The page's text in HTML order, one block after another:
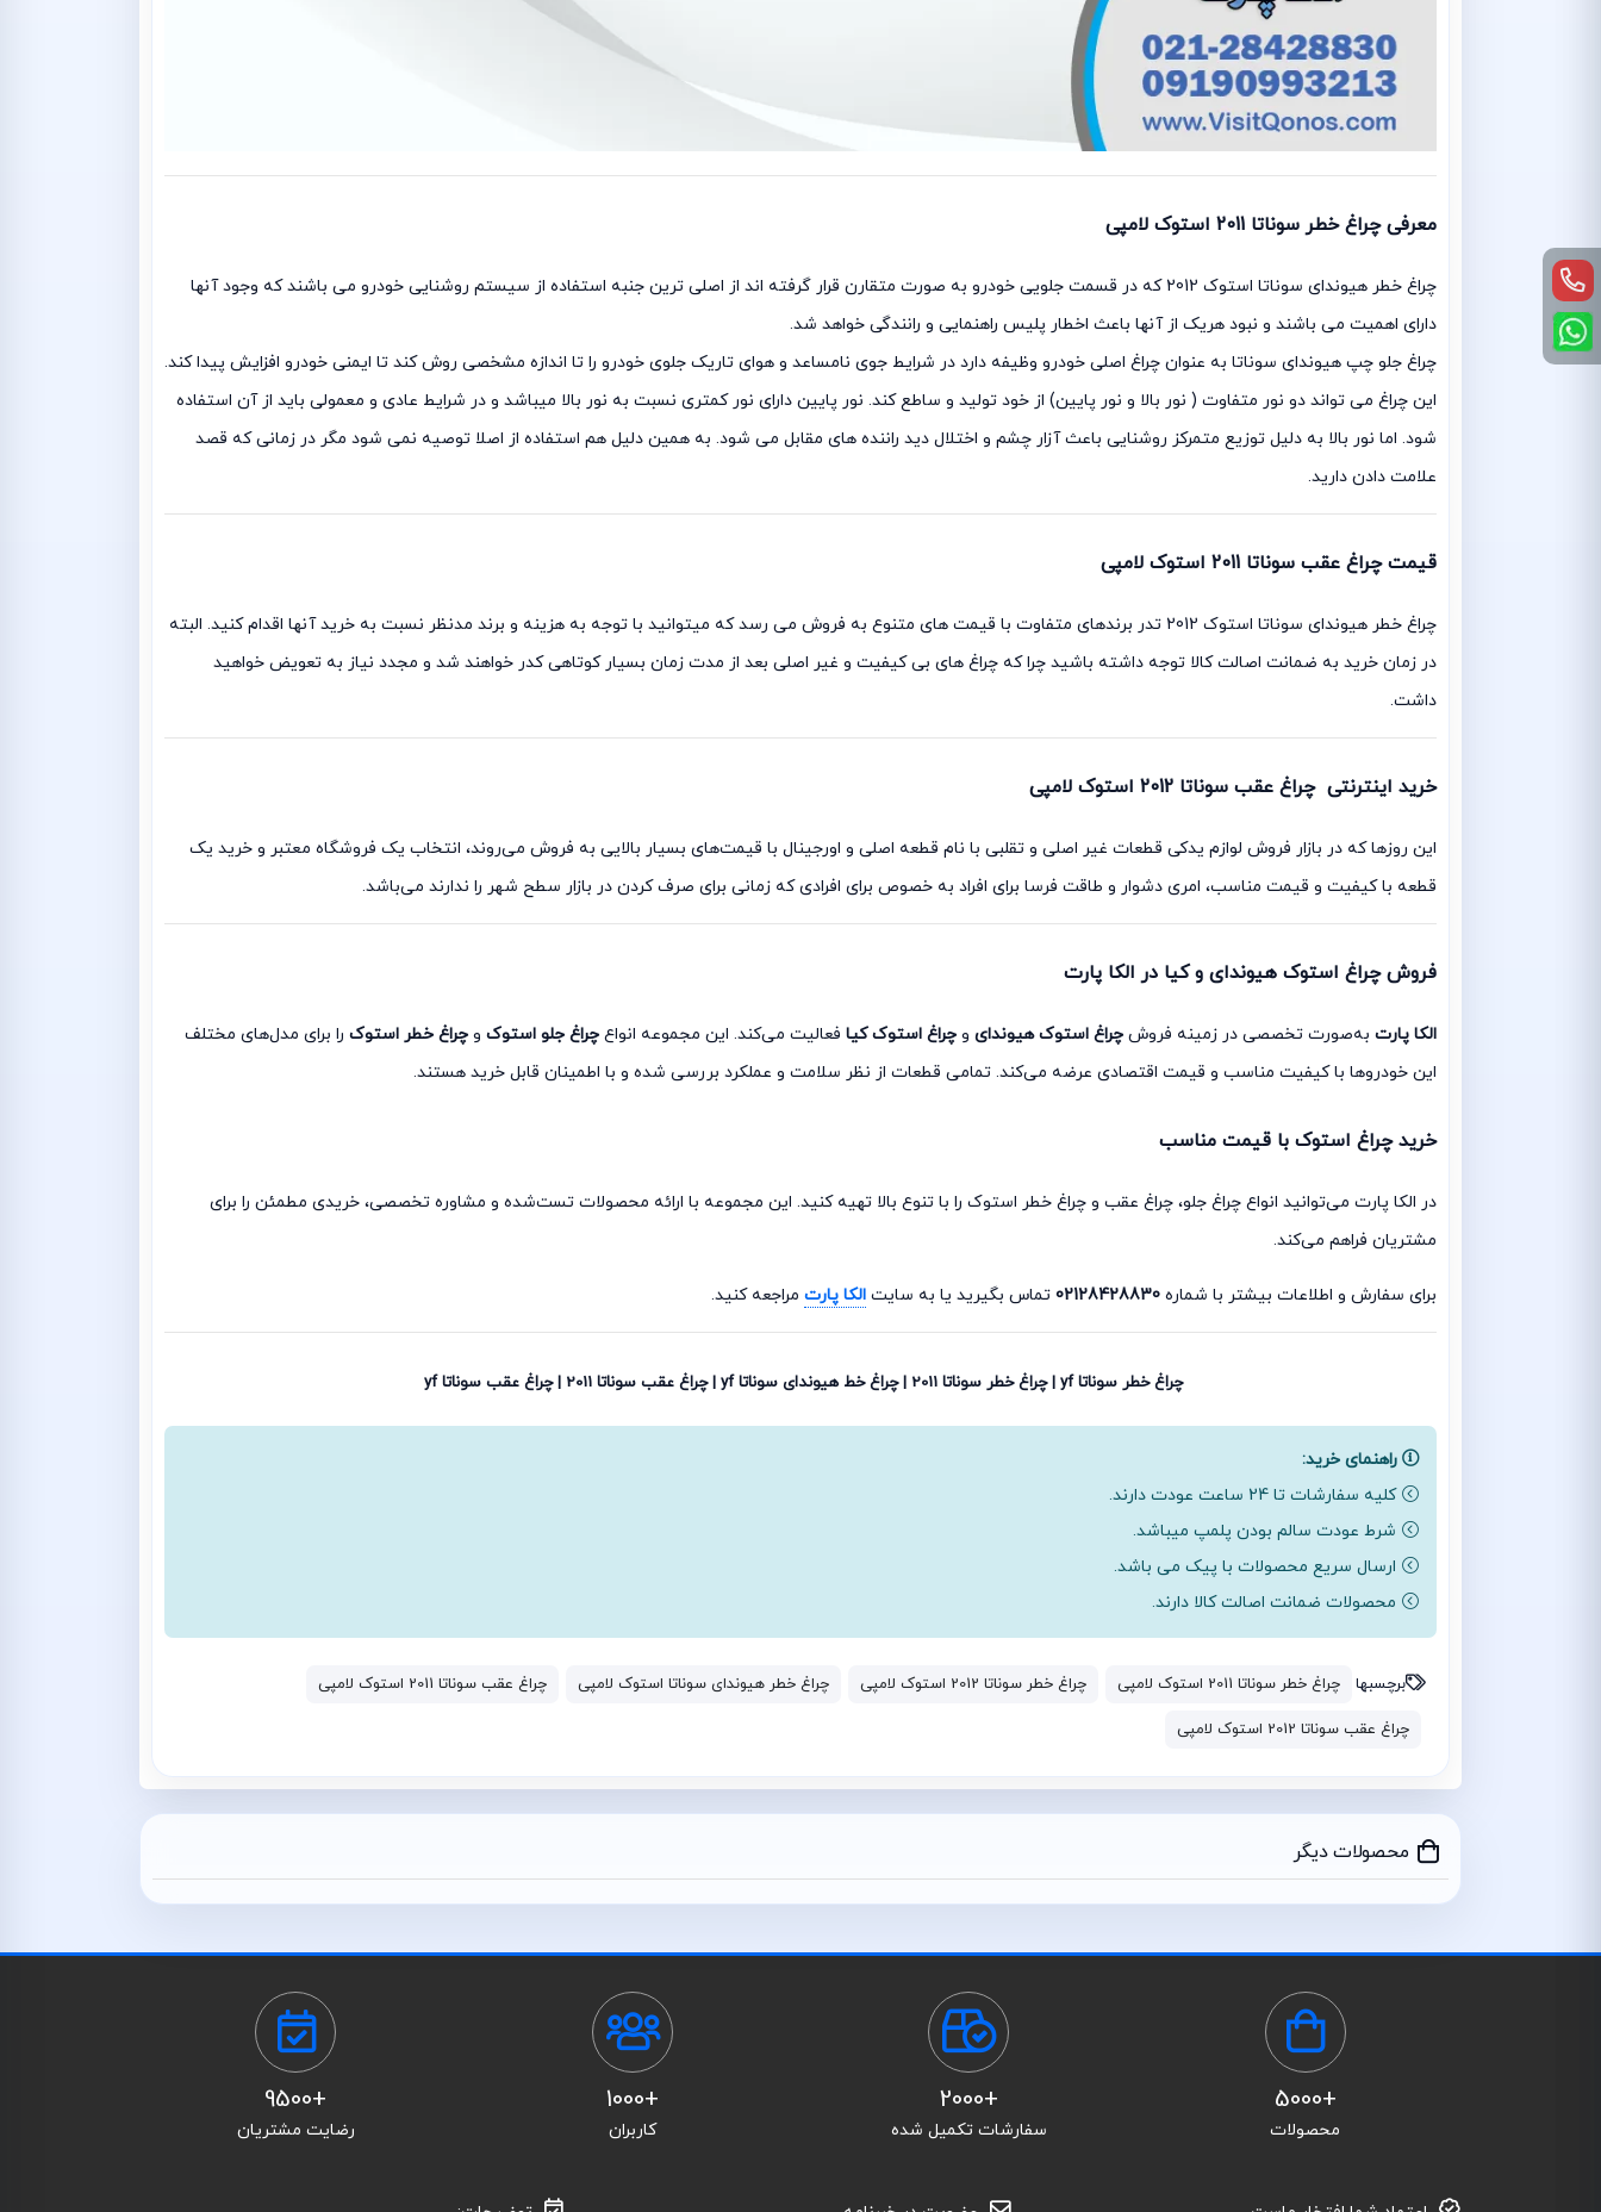
معرفی چراغ خطر سوناتا 2011 استوک لامپی
چراغ خطر هیوندای سوناتا استوک 2012 که در قسمت جلویی خودرو به صورت متقارن قرار گرفته اند از اصلی ترین جنبه استفاده از سیستم روشنایی خودرو می باشند که وجود آنها
دارای اهمیت می باشند و نبود هریک از آنها باعث اخطار پلیس راهنمایی و رانندگی خواهد شد.
چراغ جلو چپ هیوندای سوناتا به عنوان چراغ اصلی خودرو وظیفه دارد در شرایط جوی نامساعد و هوای تاریک جلوی خودرو را تا اندازه مشخصی روش کند تا ایمنی خودرو افزایش پیدا کند.
این چراغ می تواند دو نور متفاوت ( نور بالا و نور پایین) از خود تولید و ساطع کند. نور پایین دارای نور کمتری نسبت به نور بالا میباشد و در شرایط عادی و معمولی باید از آن استفاده
شود. اما نور بالا به دلیل توزیع متمرکز روشنایی باعث آزار چشم و اختلال دید راننده های مقابل می شود. به همین دلیل هم استفاده از اصلا توصیه نمی شود مگر در زمانی که قصد
علامت دادن دارید.
قیمت چراغ عقب سوناتا 2011 استوک لامپی
چراغ خطر هیوندای سوناتا استوک 2012 تدر برندهای متفاوت با قیمت های متنوع به فروش می رسد که میتوانید با توجه به هزینه و برند مدنظر نسبت به خرید آنها اقدام کنید. البته
در زمان خرید به ضمانت اصالت کالا توجه داشته باشید چرا که چراغ های بی کیفیت و غیر اصلی بعد از مدت زمان بسیار کوتاهی کدر خواهند شد و مجدد نیاز به تعویض خواهید
داشت.
خرید اینترنتی چراغ عقب سوناتا 2012 استوک لامپی
این روزها که در بازار فروش لوازم یدکی قطعات غیر اصلی و تقلبی با نام قطعه اصلی و اورجینال با قیمت‌های بسیار بالایی به فروش می‌روند، انتخاب یک فروشگاه معتبر و خرید یک
قطعه با کیفیت و قیمت مناسب، امری دشوار و طاقت فرسا برای افراد به خصوص برای افرادی که زمانی برای صرف کردن در بازار سطح شهر را ندارند می‌باشد.
فروش چراغ استوک هیوندای و کیا در الکا پارت
الکا پارت به‌صورت تخصصی در زمینه فروش چراغ استوک هیوندای و چراغ استوک کیا فعالیت می‌کند. این مجموعه انواع چراغ جلو استوک و چراغ خطر استوک را برای مدل‌های مختلف
این خودروها با کیفیت مناسب و قیمت اقتصادی عرضه می‌کند. تمامی قطعات از نظر سلامت و عملکرد بررسی شده و با اطمینان قابل خرید هستند.
خرید چراغ استوک با قیمت مناسب
در الکا پارت می‌توانید انواع چراغ جلو، چراغ عقب و چراغ خطر استوک را با تنوع بالا تهیه کنید. این مجموعه با ارائه محصولات تست‌شده و مشاوره تخصصی، خریدی مطمئن را برای
مشتریان فراهم می‌کند.
برای سفارش و اطلاعات بیشتر با شماره 02128428830 تماس بگیرید یا به سایت الکا پارت مراجعه کنید.
چراغ خطر سوناتا yf | چراغ خطر سوناتا 2011 | چراغ خط هیوندای سوناتا yf | چراغ عقب سوناتا 2011 | چراغ عقب سوناتا yf
راهنمای خرید:
کلیه سفارشات تا 24 ساعت عودت دارند.
شرط عودت سالم بودن پلمپ میباشد.
ارسال سریع محصولات با پیک می باشد.
محصولات ضمانت اصالت کالا دارند.
برچسبها چراغ خطر سوناتا 2011 استوک لامپی چراغ خطر سوناتا 2012 استوک لامپی چراغ خطر هیوندای سوناتا استوک لامپی چراغ عقب سوناتا 2011 استوک لامپی
چراغ عقب سوناتا 2012 استوک لامپی
محصولات دیگر
+5000
محصولات
+2000
سفارشات تکمیل شده
+1000
کاربران
+9500
رضایت مشتریان